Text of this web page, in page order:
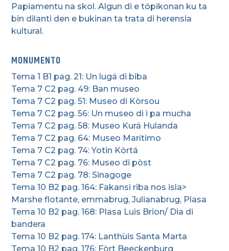
Papiamentu na skol. Algun di e tópikonan ku ta
bin dilanti den e bukinan ta trata di herensia
kultural.
MONUMENTO
Tema 1 B1 pag. 21: Un lugá di biba
Tema 7 C2 pag. 49: Ban museo
Tema 7 C2 pag. 51: Museo di Kòrsou
Tema 7 C2 pag. 56: Un museo di i pa mucha
Tema 7 C2 pag. 58: Museo Kurá Hulanda
Tema 7 C2 pag. 64: Museo Marítimo
Tema 7 C2 pag. 74: Yotin Kòrtá
Tema 7 C2 pag. 76: Museo di pòst
Tema 7 C2 pag. 78: Sinagoge
Tema 10 B2 pag. 164: Fakansi riba nos isla>
Marshe flotante, emmabrug, Julianabrug, Plasa
Tema 10 B2 pag. 168: Plasa Luis Brion/ Dia di
bandera
Tema 10 B2 pag. 174: Lanthùis Santa Marta
Tema 10 B2 pag. 176: Fòrt Beeckenburg